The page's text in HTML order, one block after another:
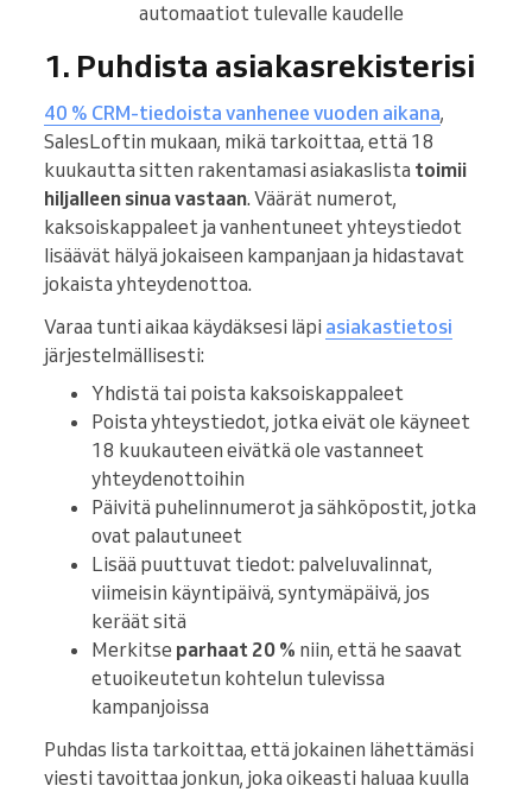
automaatiot tulevalle kaudelle
1. Puhdista asiakasrekisterisi
40 % CRM-tiedoista vanhenee vuoden aikana,
SalesLoftin mukaan, mikä tarkoittaa, että 18
kuukautta sitten rakentamasi asiakaslista toimii
hiljalleen sinua vastaan. Väärät numerot,
kaksoiskappaleet ja vanhentuneet yhteystiedot
lisäävät hälyä jokaiseen kampanjaan ja hidastavat
jokaista yhteydenottoa.
Varaa tunti aikaa käydäksesi läpi asiakastietosi
järjestelmällisesti:
Yhdistä tai poista kaksoiskappaleet
Poista yhteystiedot, jotka eivät ole käyneet
18 kuukauteen eivätkä ole vastanneet
yhteydenottoihin
Päivitä puhelinnumerot ja sähköpostit, jotka
ovat palautuneet
Lisää puuttuvat tiedot: palveluvalinnat,
viimeisin käyntipäivä, syntymäpäivä, jos
keräät sitä
Merkitse parhaat 20 % niin, että he saavat
etuoikeutetun kohtelun tulevissa
kampanjoissa
Puhdas lista tarkoittaa, että jokainen lähettämäsi
viesti tavoittaa jonkun, joka oikeasti haluaa kuulla